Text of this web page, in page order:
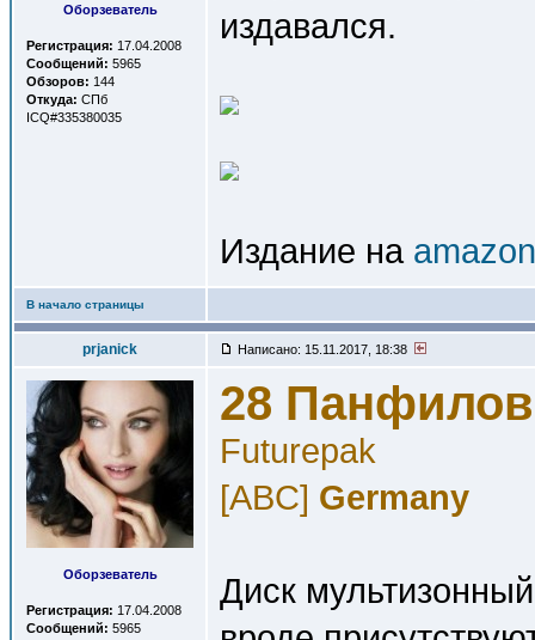
Оборзеватель
Регистрация: 17.04.2008
Сообщений: 5965
Обзоров: 144
Откуда: СПб
ICQ#335380035
издавался.
Издание на
В начало страницы
prjanick Написано: 15.11.2017, 18:38
Оборзеватель
Регистрация: 17.04.2008
Сообщений: 5965
28
Futurepak
[ABC] Germany
Диск